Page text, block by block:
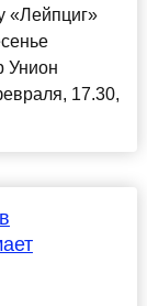
«Лейпциг»
Унион
17.30,